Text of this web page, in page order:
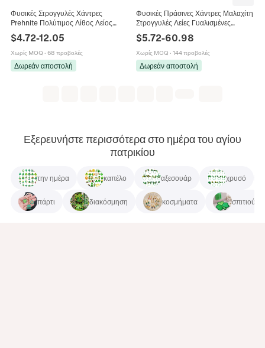
Φυσικές Στρογγυλές Χάντρες
Prehnite Πολύτιμος Λίθος Λείος
Πράσινος Λίθος Για DIY Κατασκευή
Κοσμημάτων Βραχιόλι Κολιέ
$4.72-12.05
Χωρίς MOQ · 68 προβολές
Δωρεάν αποστολή
Φυσικές Πράσινες Χάντρες Μαλαχίτη
Στρογγυλές Λείες Γυαλισμένες
Πολύτιμος Λίθος Για Δημιουργία
Κοσμημάτων DIY Βραχιόλι Κολιέ
$5.72-60.98
Χωρίς MOQ · 144 προβολές
Δωρεάν αποστολή
Εξερευνήστε περισσότερα στο ημέρα του αγίου
πατρικίου
την ημέρα καπέλο αξεσουάρ χρυσό
πάρτι διακόσμηση κοσμήματα σπιτιού